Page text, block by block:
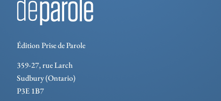
Édition Prise de Parole
359-27, rue Larch
Sudbury (Ontario)
P3E 1B7